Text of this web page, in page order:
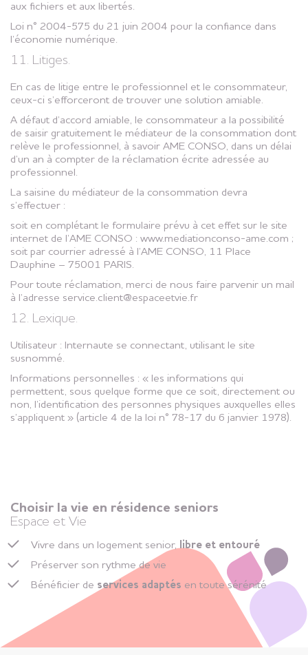
aux fichiers et aux libertés.
Loi n° 2004-575 du 21 juin 2004 pour la confiance dans
l’économie numérique.
11. Litiges.
En cas de litige entre le professionnel et le consommateur,
ceux-ci s’efforceront de trouver une solution amiable.
A défaut d’accord amiable, le consommateur a la possibilité
de saisir gratuitement le médiateur de la consommation dont
relève le professionnel, à savoir AME CONSO, dans un délai
d’un an à compter de la réclamation écrite adressée au
professionnel.
La saisine du médiateur de la consommation devra
s’effectuer :
soit en complétant le formulaire prévu à cet effet sur le site
internet de l’AME CONSO : www.mediationconso-ame.com ;
soit par courrier adressé à l’AME CONSO, 11 Place
Dauphine – 75001 PARIS.
Pour toute réclamation, merci de nous faire parvenir un mail
à l’adresse service.client@espaceetvie.fr
12. Lexique.
Utilisateur : Internaute se connectant, utilisant le site
susnommé.
Informations personnelles : « les informations qui
permettent, sous quelque forme que ce soit, directement ou
non, l’identification des personnes physiques auxquelles elles
s’appliquent » (article 4 de la loi n° 78-17 du 6 janvier 1978).
Choisir la vie en résidence seniors
Espace et Vie
Vivre dans un logement senior, libre et entouré
Préserver son rythme de vie
Bénéficier de services adaptés en toute sérénité